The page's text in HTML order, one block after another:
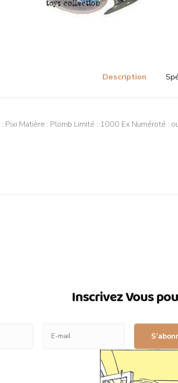
Description
: Pixi Matière : Plomb Limité : 1000 Ex Numéroté :
Inscrivez Vous